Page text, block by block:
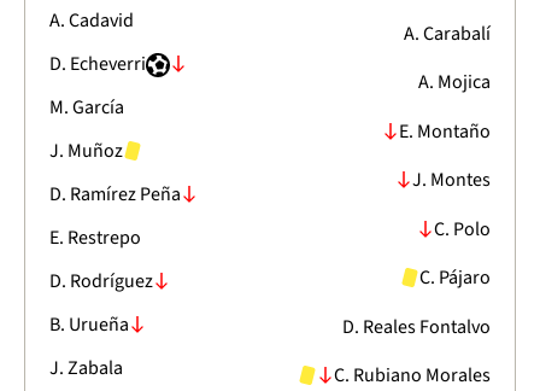
A. Cadavid
D. Echeverri
M. García
J. Muñoz
D. Ramírez Peña
E. Restrepo
D. Rodríguez
B. Urueña
J. Zabala
A. Carabalí
A. Mojica
E. Montaño
J. Montes
C. Polo
C. Pájaro
D. Reales Fontalvo
C. Rubiano Morales